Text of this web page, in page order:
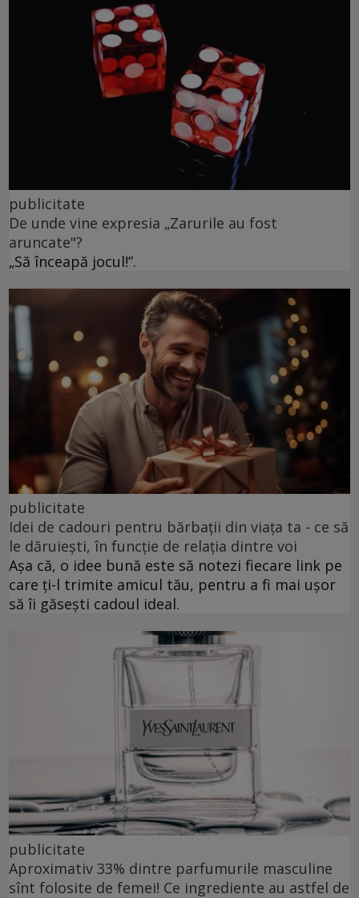
publicitate
De unde vine expresia „Zarurile au fost
aruncate"?
„Să înceapă jocul!”.
publicitate
Idei de cadouri pentru bărbații din viața ta - ce să
le dăruiești, în funcție de relația dintre voi
Așa că, o idee bună este să notezi fiecare link pe
care ți-l trimite amicul tău, pentru a fi mai ușor
să îi găsești cadoul ideal.
publicitate
Aproximativ 33% dintre parfumurile masculine
sînt folosite de femei! Ce ingrediente au astfel de